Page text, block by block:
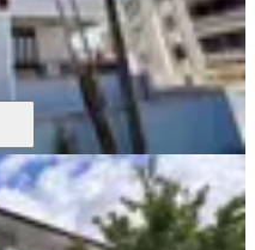
İnönü Mah. Kiralık